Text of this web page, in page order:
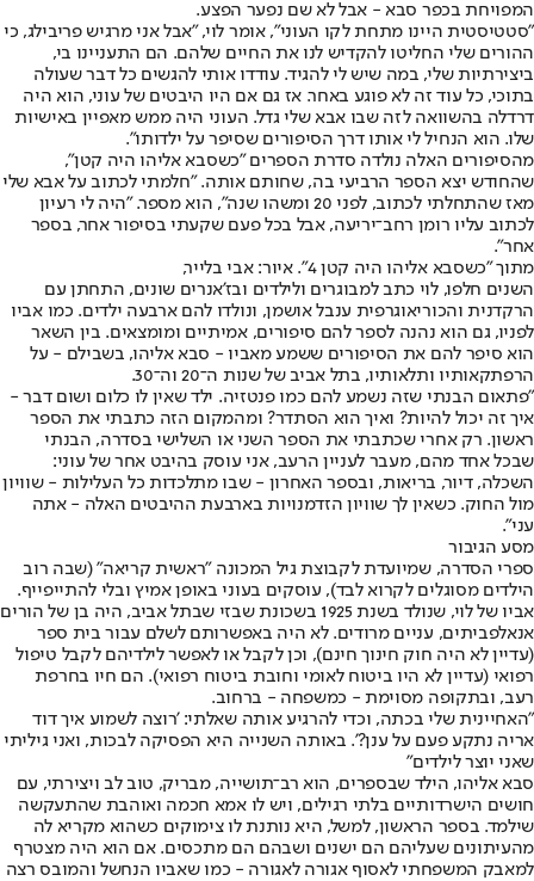
המפויחת בכפר סבא - אבל לא שם נפער הפצע.
"סטטיסטית היינו מתחת לקו העוני", אומר לוי, "אבל אני מרגיש פריבילג, כי
ההורים שלי החליטו להקדיש לנו את החיים שלהם. הם התעניינו בי,
ביצירתיות שלי, במה שיש לי להגיד. עודדו אותי להגשים כל דבר שעולה
בתוכי, כל עוד זה לא פוגע באחר. אז גם אם היו היבטים של עוני, הוא היה
דרדלה בהשוואה לזה שבו אבא שלי גדל. העוני היה ממש מאפיין באישיות
שלו. הוא הנחיל לי אותו דרך הסיפורים שסיפר על ילדותו".
מהסיפורים האלה נולדה סדרת הספרים "כשסבא אליהו היה קטן",
שהחודש יצא הספר הרביעי בה, שחותם אותה. "חלמתי לכתוב על אבא שלי
מאז שהתחלתי לכתוב, לפני 20 ומשהו שנה", הוא מספר. "היה לי רעיון
לכתוב עליו רומן רחב־יריעה, אבל בכל פעם שקעתי בסיפור אחר, בספר
אחר".
מתוך "כשסבא אליהו היה קטן 4". איור: אבי בלייר,
השנים חלפו, לוי כתב למבוגרים ולילדים ובז'אנרים שונים, התחתן עם
הרקדנית והכוריאוגרפית ענבל אושמן, ונולדו להם ארבעה ילדים. כמו אביו
לפניו, גם הוא נהנה לספר להם סיפורים, אמיתיים ומומצאים. בין השאר
הוא סיפר להם את הסיפורים ששמע מאביו - סבא אליהו, בשבילם - על
הרפתקאותיו ותלאותיו, בתל אביב של שנות ה־20 וה־30.
"פתאום הבנתי שזה נשמע להם כמו פנטזיה. ילד שאין לו כלום ושום דבר -
איך זה יכול להיות? ואיך הוא הסתדר? ומהמקום הזה כתבתי את הספר
ראשון. רק אחרי שכתבתי את הספר השני או השלישי בסדרה, הבנתי
שבכל אחד מהם, מעבר לעניין הרעב, אני עוסק בהיבט אחר של עוני:
השכלה, דיור, בריאות, ובספר האחרון - שבו מתלכדות כל העלילות - שוויון
מול החוק. כשאין לך שוויון הזדמנויות בארבעת ההיבטים האלה - אתה
עני".
מסע הגיבור
ספרי הסדרה, שמיועדת לקבוצת גיל המכונה "ראשית קריאה" (שבה רוב
הילדים מסוגלים לקרוא לבד), עוסקים בעוני באופן אמיץ ובלי להתייפייף.
אביו של לוי, שנולד בשנת 1925 בשכונת שבזי שבתל אביב, היה בן של הורים
אנאלפביתים, עניים מרודים. לא היה באפשרותם לשלם עבור בית ספר
(עדיין לא היה חוק חינוך חינם), וכן לקבל או לאפשר לילדיהם לקבל טיפול
רפואי (עדיין לא היו ביטוח לאומי וחובת ביטוח רפואי). הם חיו בחרפת
רעב, ובתקופה מסוימת - כמשפחה - ברחוב.
"האחיינית שלי בכתה, וכדי להרגיע אותה שאלתי: 'רוצה לשמוע איך דוד
אריה נתקע פעם על ענן?'. באותה השנייה היא הפסיקה לבכות, ואני גיליתי
שאני יוצר לילדים"
סבא אליהו, הילד שבספרים, הוא רב־תושייה, מבריק, טוב לב ויצירתי, עם
חושים הישרדותיים בלתי רגילים, ויש לו אמא חכמה ואוהבת שהתעקשה
שילמד. בספר הראשון, למשל, היא נותנת לו צימוקים כשהוא מקריא לה
מהעיתונים שעליהם הם ישנים ושבהם הם מתכסים. אם הוא היה מצטרף
למאבק המשפחתי לאסוף אגורה לאגורה - כמו שאביו הנחשל והמובס רצה